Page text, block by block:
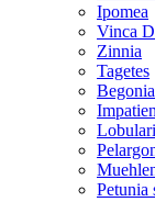
Ipomea
Vinca
Zinnia
Tagetes
Petunia